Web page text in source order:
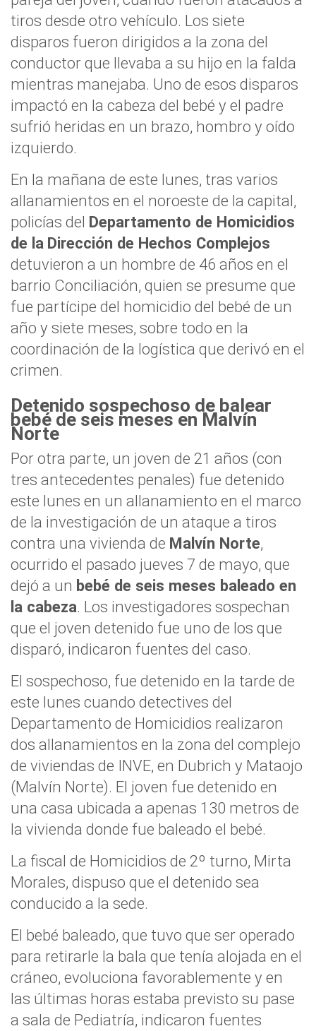
tiros desde otro vehículo. Los siete
disparos fueron dirigidos a la zona del
conductor que llevaba a su hijo en la falda
mientras manejaba. Uno de esos disparos
impactó en la cabeza del bebé y el padre
sufrió heridas en un brazo, hombro y oído
izquierdo.
En la mañana de este lunes, tras varios
allanamientos en el noroeste de la capital,
policías del Departamento de Homicidios
de la Dirección de Hechos Complejos
detuvieron a un hombre de 46 años en el
barrio Conciliación, quien se presume que
fue partícipe del homicidio del bebé de un
año y siete meses, sobre todo en la
coordinación de la logística que derivó en el
crimen.
Detenido sospechoso de balear
bebé de seis meses en Malvín
Norte
Por otra parte, un joven de 21 años (con
tres antecedentes penales) fue detenido
este lunes en un allanamiento en el marco
de la investigación de un ataque a tiros
contra una vivienda de Malvín Norte,
ocurrido el pasado jueves 7 de mayo, que
dejó a un bebé de seis meses baleado en
la cabeza. Los investigadores sospechan
que el joven detenido fue uno de los que
disparó, indicaron fuentes del caso.
El sospechoso, fue detenido en la tarde de
este lunes cuando detectives del
Departamento de Homicidios realizaron
dos allanamientos en la zona del complejo
de viviendas de INVE, en Dubrich y Mataojo
(Malvín Norte). El joven fue detenido en
una casa ubicada a apenas 130 metros de
la vivienda donde fue baleado el bebé.
La fiscal de Homicidios de 2º turno, Mirta
Morales, dispuso que el detenido sea
conducido a la sede.
El bebé baleado, que tuvo que ser operado
para retirarle la bala que tenía alojada en el
cráneo, evoluciona favorablemente y en
las últimas horas estaba previsto su pase
a sala de Pediatría, indicaron fuentes